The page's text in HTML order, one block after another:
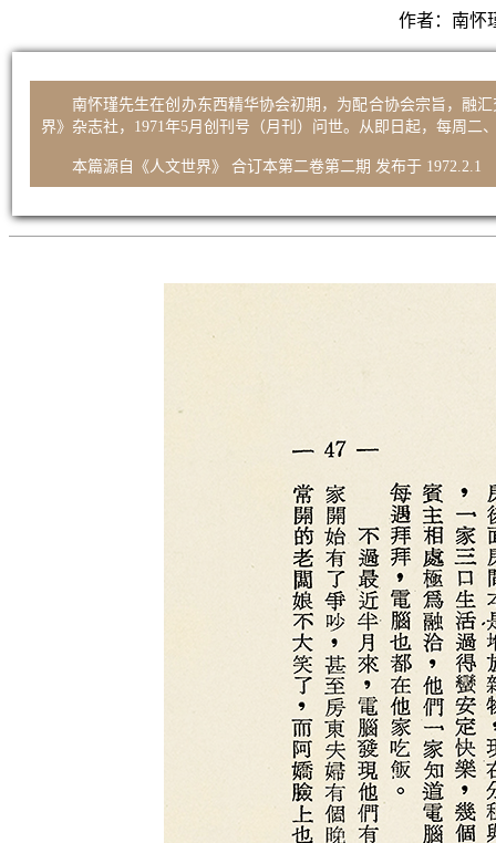
作者： 南怀
南怀瑾先生在创办东西精华协会初期，为配合协会宗旨，融
界》杂志社，1971年5月创刊号（月刊）问世。从即日起，每周
本篇源自《人文世界》 合订本第二卷第二期 发布于 1972.2.1